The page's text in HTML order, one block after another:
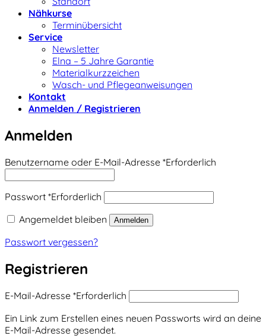
Nähkurse
Terminübersicht
Service
Newsletter
Elna – 5 Jahre Garantie
Materialkurzzeichen
Wasch- und Pflegeanweisungen
Kontakt
Anmelden / Registrieren
Anmelden
Benutzername oder E-Mail-Adresse *Erforderlich
Passwort *Erforderlich
Angemeldet bleiben
Anmelden
Passwort vergessen?
Registrieren
E-Mail-Adresse *Erforderlich
Ein Link zum Erstellen eines neuen Passworts wird an deine
E-Mail-Adresse gesendet.